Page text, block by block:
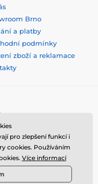
Brno
a platby
podmínky
zboží a reklamace
pro zlepšení funkcí i
cookies. Používáním
Více informací